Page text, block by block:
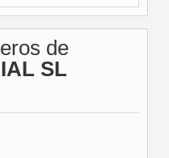
de
SL